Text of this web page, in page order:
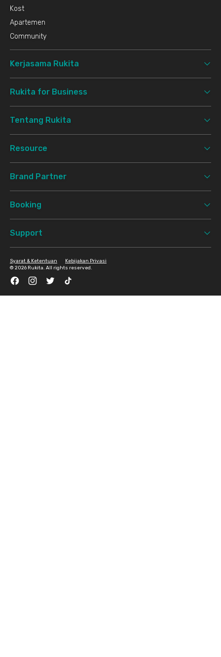
Kost
Apartemen
Community
Kerjasama Rukita
Rukita for Business
Tentang Rukita
Resource
Brand Partner
Booking
Support
© 2026 Rukita. All rights reserved.
Syarat & Ketentuan Kebijakan Privasi
FacebookInstagramTwitter TikTok